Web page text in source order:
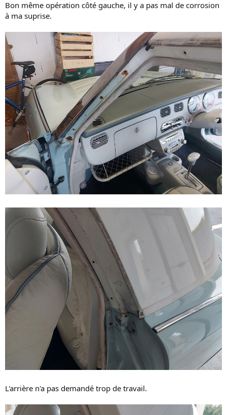
Bon même opération côté gauche, il y a pas mal de corrosion
à ma suprise.
L'arrière n'a pas demandé trop de travail.